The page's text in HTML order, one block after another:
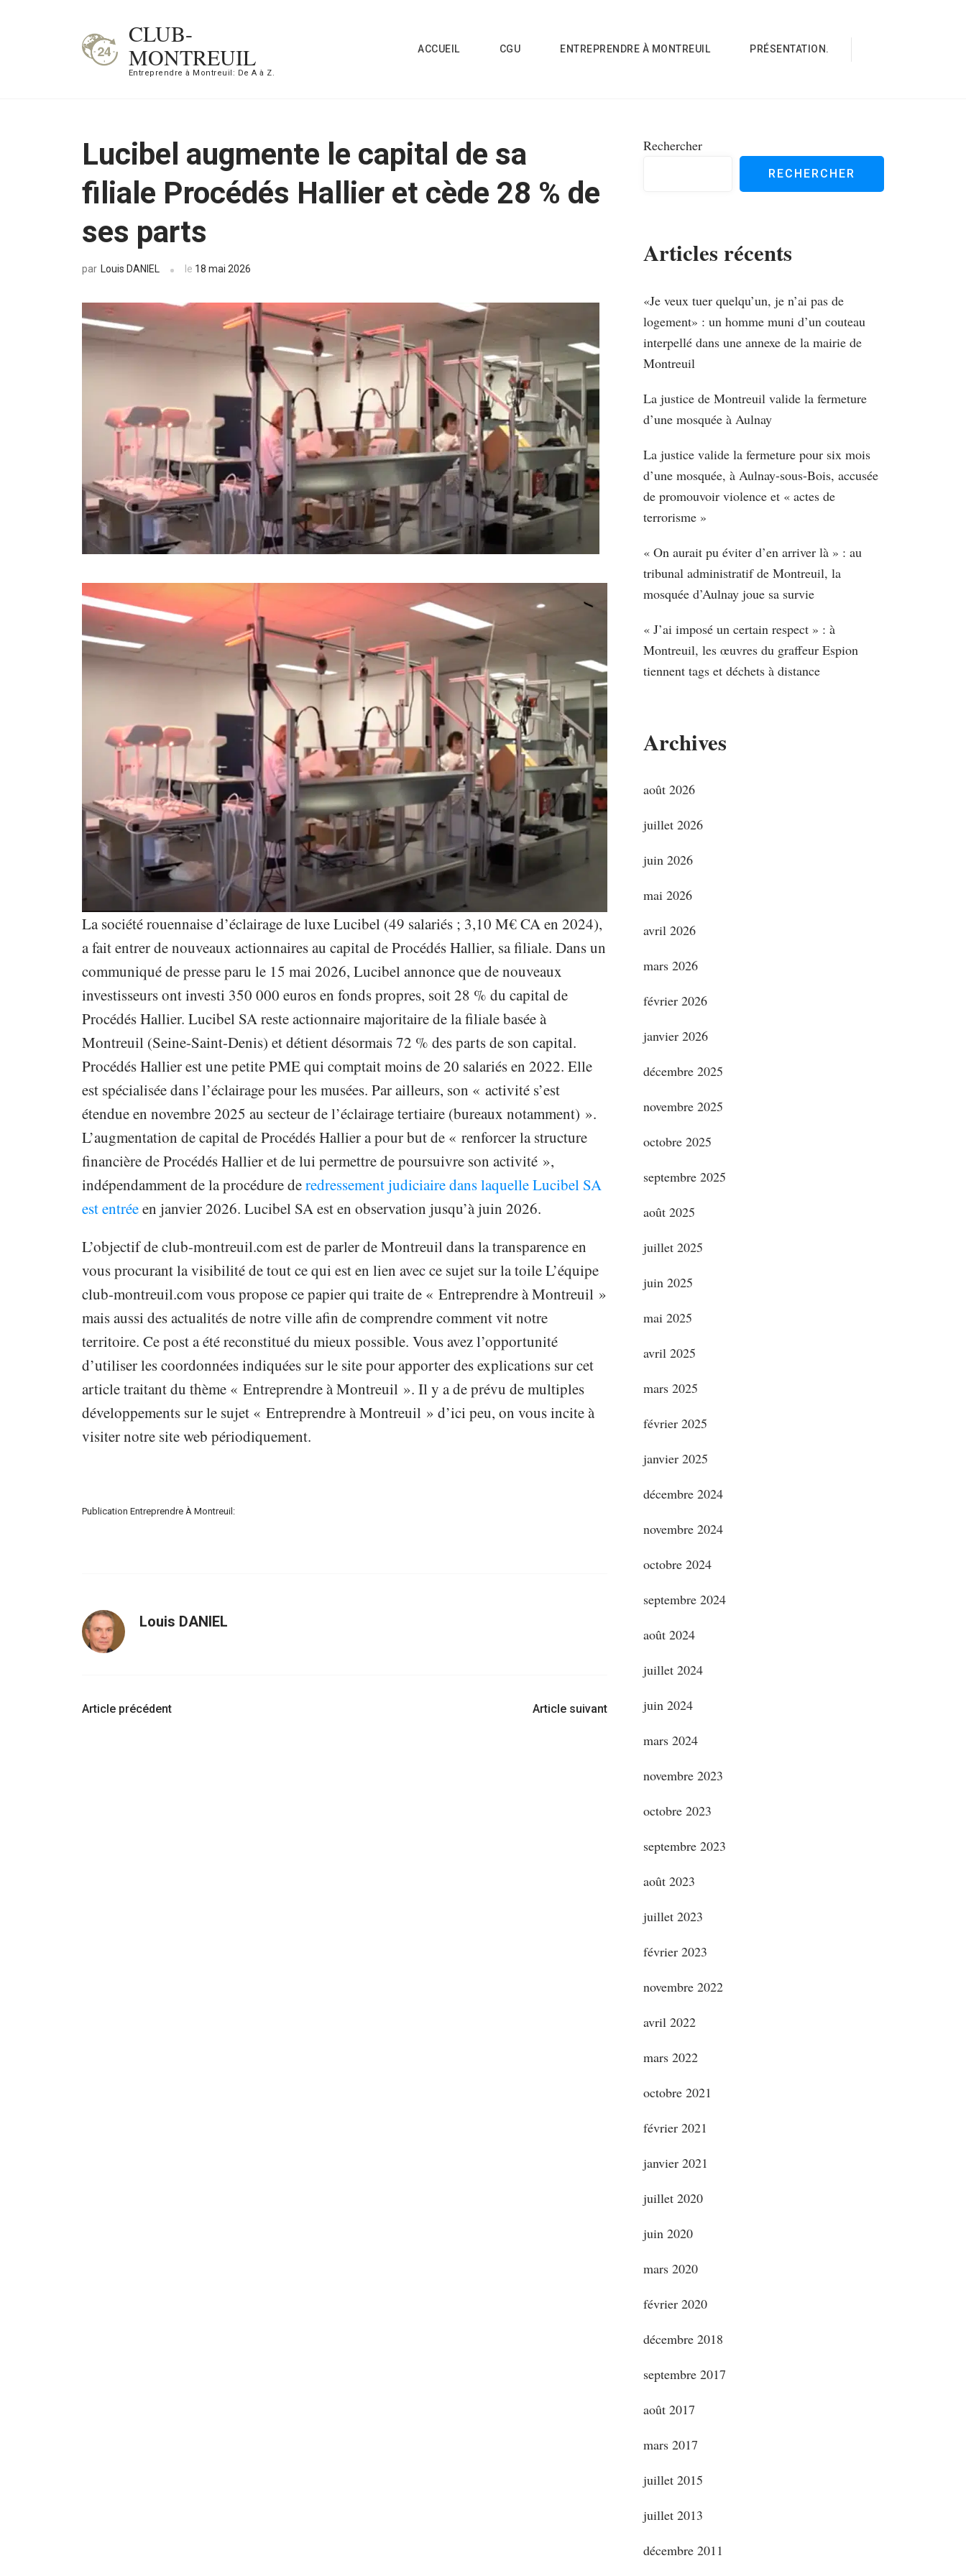
CLUB-
MONTREUIL
Entreprendre à Montreuil: De A à Z.
ACCUEIL CGU ENTREPRENDRE À MONTREUIL PRÉSENTATION.
Lucibel augmente le capital de sa
filiale Procédés Hallier et cède 28 % de
ses parts
par Louis DANIEL le 18 mai 2026
La société rouennaise d’éclairage de luxe Lucibel (49 salariés ; 3,10 M€ CA en 2024),
a fait entrer de nouveaux actionnaires au capital de Procédés Hallier, sa filiale. Dans un
communiqué de presse paru le 15 mai 2026, Lucibel annonce que de nouveaux
investisseurs ont investi 350 000 euros en fonds propres, soit 28 % du capital de
Procédés Hallier. Lucibel SA reste actionnaire majoritaire de la filiale basée à
Montreuil (Seine-Saint-Denis) et détient désormais 72 % des parts de son capital.
Procédés Hallier est une petite PME qui comptait moins de 20 salariés en 2022. Elle
est spécialisée dans l’éclairage pour les musées. Par ailleurs, son « activité s’est
étendue en novembre 2025 au secteur de l’éclairage tertiaire (bureaux notamment) ».
L’augmentation de capital de Procédés Hallier a pour but de « renforcer la structure
financière de Procédés Hallier et de lui permettre de poursuivre son activité »,
indépendamment de la procédure deredressement judiciaire dans laquelle Lucibel SA
est entréeen janvier 2026. Lucibel SA est en observation jusqu’à juin 2026.
L’objectif de club-montreuil.com est de parler de Montreuil dans la transparence en
vous procurant la visibilité de tout ce qui est en lien avec ce sujet sur la toile L’équipe
club-montreuil.com vous propose ce papier qui traite de « Entreprendre à Montreuil »
mais aussi des actualités de notre ville afin de comprendre comment vit notre
territoire. Ce post a été reconstitué du mieux possible. Vous avez l’opportunité
d’utiliser les coordonnées indiquées sur le site pour apporter des explications sur cet
article traitant du thème « Entreprendre à Montreuil ». Il y a de prévu de multiples
développements sur le sujet « Entreprendre à Montreuil » d’ici peu, on vous incite à
visiter notre site web périodiquement.
Publication Entreprendre À Montreuil:
Louis DANIEL
Navigation
Article précédent Article suivant
Rechercher
RECHERCHER
Articles récents
«Je veux tuer quelqu’un, je n’ai pas de
logement» : un homme muni d’un couteau
interpellé dans une annexe de la mairie de
Montreuil
La justice de Montreuil valide la fermeture
d’une mosquée à Aulnay
La justice valide la fermeture pour six mois
d’une mosquée, à Aulnay-sous-Bois, accusée
de promouvoir violence et « actes de
terrorisme »
« On aurait pu éviter d’en arriver là » : au
tribunal administratif de Montreuil, la
mosquée d’Aulnay joue sa survie
« J’ai imposé un certain respect » : à
Montreuil, les œuvres du graffeur Espion
tiennent tags et déchets à distance
Archives
août 2026
juillet 2026
juin 2026
mai 2026
avril 2026
mars 2026
février 2026
janvier 2026
décembre 2025
novembre 2025
octobre 2025
septembre 2025
août 2025
juillet 2025
juin 2025
mai 2025
avril 2025
mars 2025
février 2025
janvier 2025
décembre 2024
novembre 2024
octobre 2024
septembre 2024
août 2024
juillet 2024
juin 2024
mars 2024
novembre 2023
octobre 2023
septembre 2023
août 2023
juillet 2023
février 2023
novembre 2022
avril 2022
mars 2022
octobre 2021
février 2021
janvier 2021
juillet 2020
juin 2020
mars 2020
février 2020
décembre 2018
septembre 2017
août 2017
mars 2017
juillet 2015
juillet 2013
décembre 2011